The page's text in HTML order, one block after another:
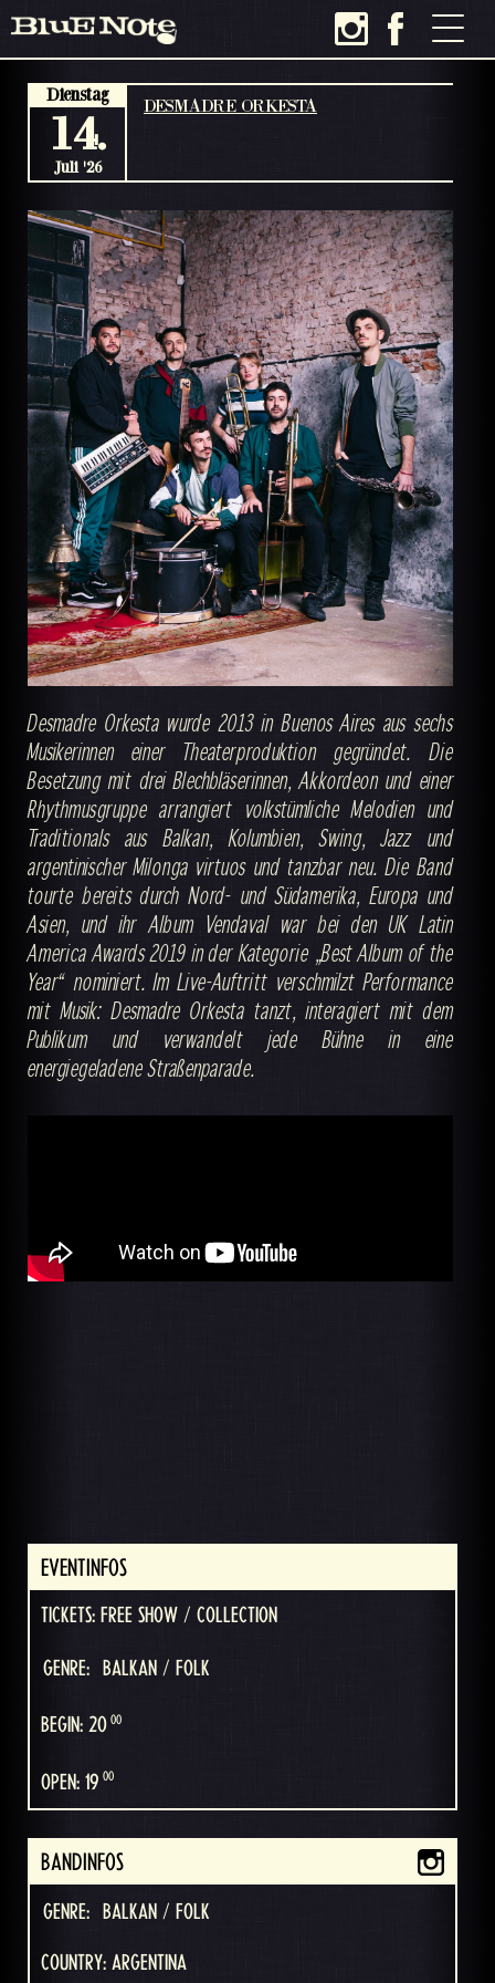
DESMADRE ORKESTA
Desmadre Orkesta wurde 2013 in Buenos Aires aus sechs
Musikerinnen einer Theaterproduktion gegründet. Die
Besetzung mit drei Blechbläserinnen, Akkordeon und einer
Rhythmusgruppe arrangiert volkstümliche Melodien und
Traditionals aus Balkan, Kolumbien, Swing, Jazz und
argentinischer Milonga virtuos und tanzbar neu. Die Band
tourte bereits durch Nord- und Südamerika, Europa und
Asien, und ihr Album Vendaval war bei den UK Latin
America Awards 2019 in der Kategorie „Best Album of the
Year“ nominiert. Im Live-Auftritt verschmilzt Performance
mit Musik: Desmadre Orkesta tanzt, interagiert mit dem
Publikum und verwandelt jede Bühne in eine
energiegeladene Straßenparade.
Dienstag
14.
Juli '26
EVENTINFOS
TICKETS: FREE SHOW / COLLECTION
GENRE: BALKAN / FOLK
BEGIN: 20 00
OPEN: 19 00
BANDINFOS
GENRE: BALKAN / FOLK
COUNTRY: ARGENTINA